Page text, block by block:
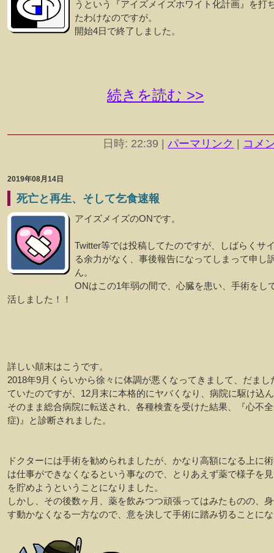
うという『アイズメイズホワイト化計画』を打
たわけなのですが。
開始4日で終了しました。
続きを読む >>
日時: 22:39 | パーマリンク | コメ
2019年08月14日
死亡と再生、そして乞食速報
アイズメイズのONです。
Twitter等では投稿してたのですが、しばらくサ
る余力がなく、事後報告になってしまって申し
ん。
ONはこの1年弱の間で、心臓を患い、手術をし
活しました！！
詳しい顛末はこうです。
2018年9月くらいから徐々に体調が悪くなってきまして、だまし
ていたのですが、12月末に本格的にヤバくなり、病院に駆け込
そのまま総合病院に転送され、各種検査を受けた結果、『心不
症)』と診断されました。
ドクターには手術を勧められましたが、かなり高額になる上に
は仕事ができなくなるという事なので、とりあえず薬で様子を
を貯めようということになりました。
しかし、その後数ヶ月、薬を飲みつつ頑張ってはみたものの、
す動かなくなる一方なので、意を決して手術に踏み切ることに